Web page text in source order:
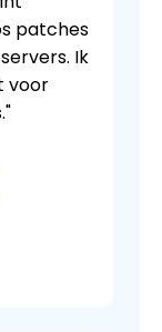
patches
Ik
voor